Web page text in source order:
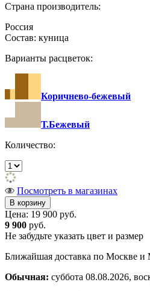
Страна производитель:
Россия
Состав: куница
Варианты расцветок:
Коричнево-бежевый
Т.Бежевый
Количество:
Посмотреть в магазинах
Цена: 19 900 руб.
9 900 руб.
Не забудьте указать цвет и размер
Ближайшая доставка по Москве
Обычная: суббота 08.08.2026,